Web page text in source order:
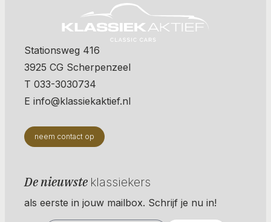
Stationsweg 416
3925 CG Scherpenzeel
T 033-3030734
E info@klassiekaktief.nl
neem contact op
De nieuwste klassiekers
als eerste in jouw mailbox. Schrijf je nu in!